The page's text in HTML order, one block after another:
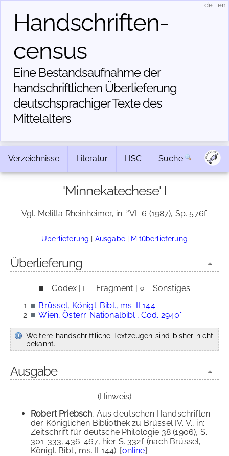
Handschriften­
census
Eine Bestandsaufnahme der
handschriftlichen Über­lieferung
deutschsprachiger Texte des
Mittelalters
de en
Verzeichnisse Literatur HSC Suche
'Minnekatechese' I
Vgl. Melitta Rheinheimer, in: 2VL 6 (1987), Sp. 576f.
Überlieferung | Ausgabe| Mitüberlieferung
Überlieferung
■ = Codex | □ = Fragment | ○ = Sonstiges
■ Brüssel, Königl. Bibl., ms. II 144
■ Wien, Österr. Nationalbibl., Cod. 2940*
Weitere handschriftliche Textzeugen sind bisher nicht
bekannt.
Ausgabe
(Hinweis)
Robert Priebsch, Aus deutschen Handschriften
der Königlichen Bibliothek zu Brüssel IV. V., in:
Zeitschrift für deutsche Philologie 38 (1906), S.
301-333, 436-467, hier S. 332f. (nach Brüssel,
Königl. Bibl., ms. II 144). [online]